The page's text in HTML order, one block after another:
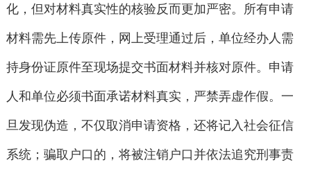
化，但对材料真实性的核验反而更加严密。所有申请
材料需先上传原件，网上受理通过后，单位经办人需
持身份证原件至现场提交书面材料并核对原件。申请
人和单位必须书面承诺材料真实，严禁弄虚作假。一
旦发现伪造，不仅取消申请资格，还将记入社会征信
系统；骗取户口的，将被注销户口并依法追究刑事责